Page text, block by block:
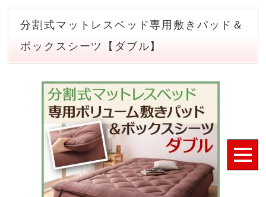
分割式マットレスベッド専用敷きパッド＆
ボックスシーツ【ダブル】